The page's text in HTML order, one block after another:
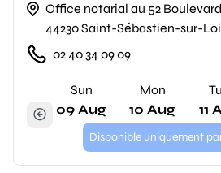
Office notarial au 52
44230 Saint-Sébastien-sur-
02 40 34 09 09
Sun
09 Aug
Mon
10 Aug
11
Disponible uniquement